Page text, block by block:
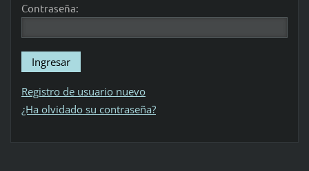
Contraseña:
Registro de usuario nuevo
¿Ha olvidado su contraseña?